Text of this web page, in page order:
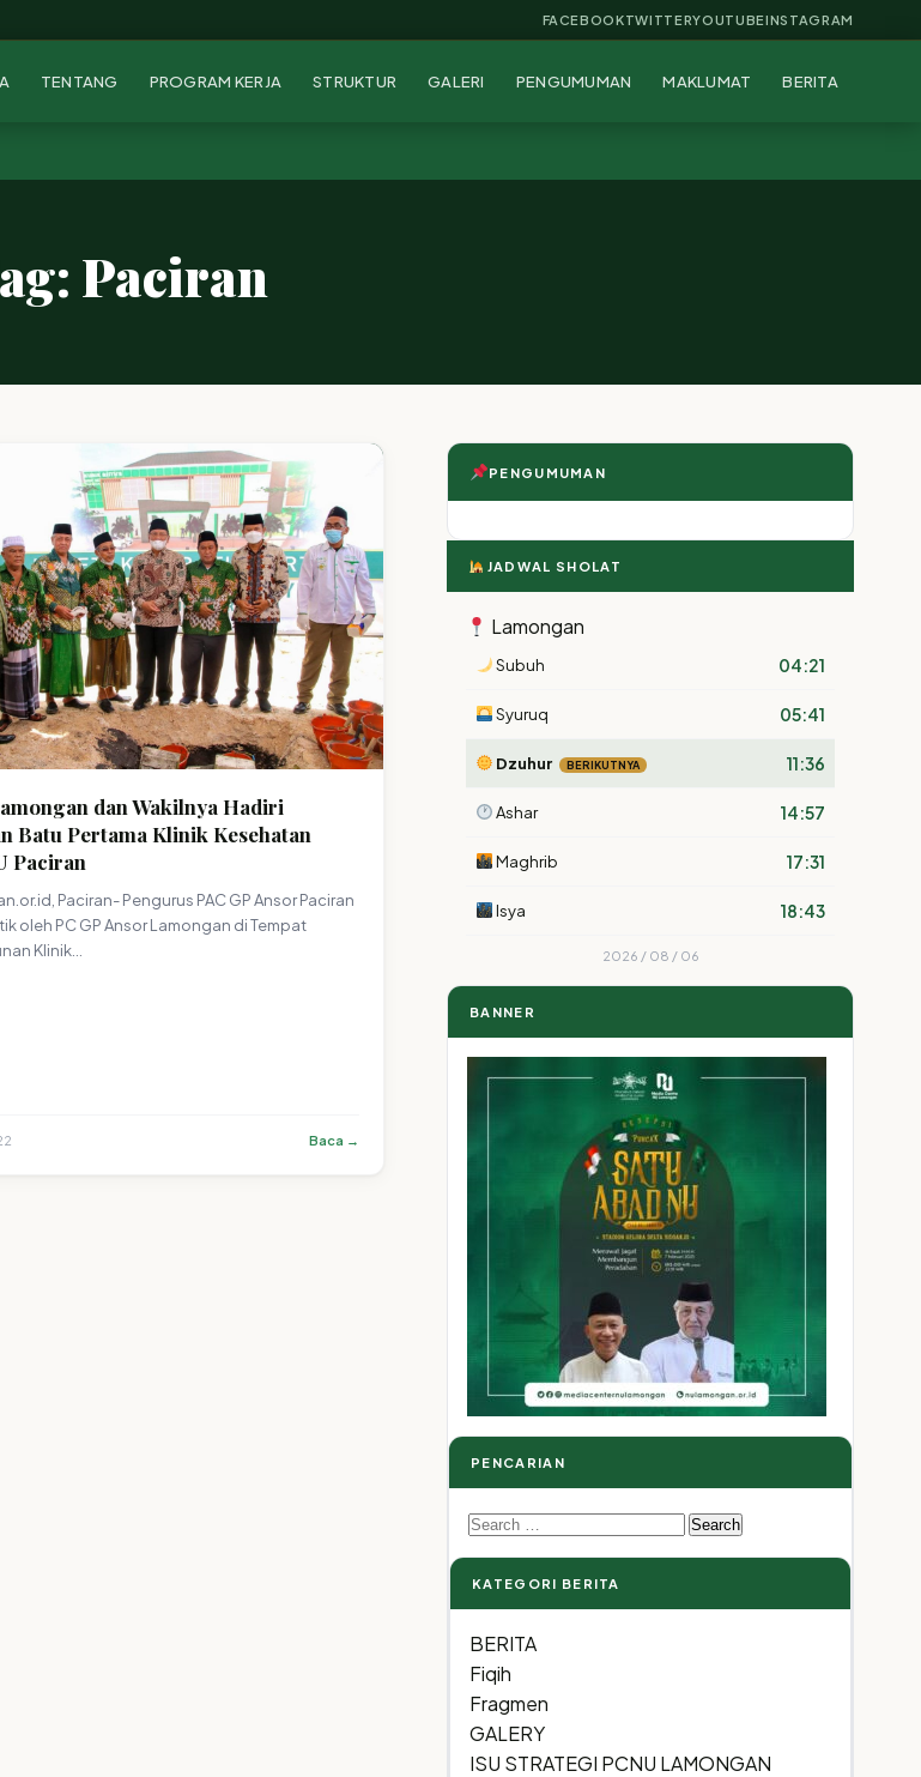
FACEBOOKTWITTERYOUTUBEINSTAGRAM
TENTANG PROGRAM KERJA STRUKTUR GALERI PENGUMUMAN MAKLUMAT BERITA
Paciran
dan Wakilnya Hadiri
Batu Pertama Klinik Kesehatan
Paciran
Paciran- Pengurus PAC GP Ansor Paciran
oleh PC GP Ansor Lamongan di Tempat
Klinik…
Baca →
PENGUMUMAN
JADWAL SHOLAT
Lamongan
Subuh 04:21
Syuruq 05:41
Dzuhur BERIKUTNYA 11:36
Ashar 14:57
Maghrib 17:31
Isya 18:43
2026 / 08 / 06
BANNER
PENCARIAN
Search
for:
KATEGORI BERITA
BERITA
Fiqih
Fragmen
GALERY
ISU STRATEGI PCNU LAMONGAN